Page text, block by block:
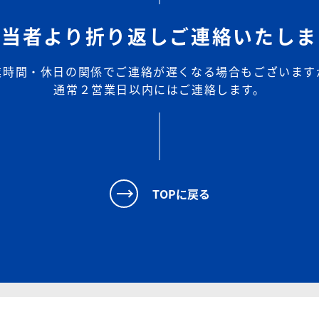
者より折り返しご連絡いたし
間・休日の関係でご連絡が遅くなる場合もございま
通常２営業日以内にはご連絡します。
TOPに戻る